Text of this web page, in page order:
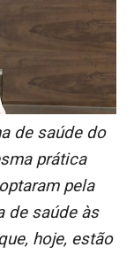
de saúde do
prática
pela
de saúde às
hoje, estão